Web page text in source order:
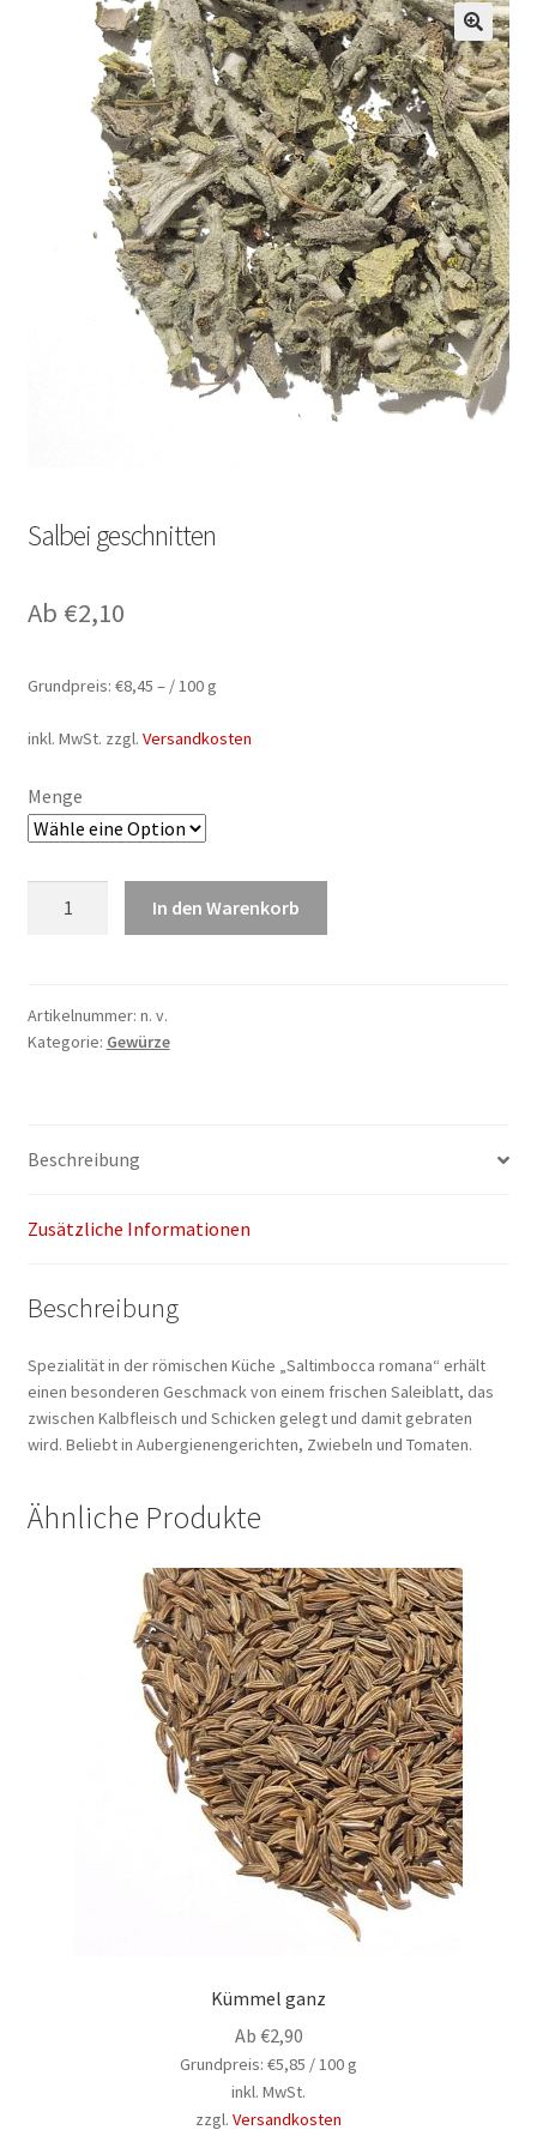
Salbei geschnitten
Ab €2,10
Grundpreis: €8,45 – /100g
inkl. MwSt. zzgl. Versandkosten
Menge
In den Warenkorb
Artikelnummer: n. v.
Kategorie: Gewürze
Beschreibung
Zusätzliche Informationen
Beschreibung
Spezialität in der römischen Küche „Saltimbocca romana“ erhält
einen besonderen Geschmack von einem frischen Saleiblatt, das
zwischen Kalbfleisch und Schicken gelegt und damit gebraten
wird. Beliebt in Aubergienengerichten, Zwiebeln und Tomaten.
Ähnliche Produkte
Kümmel ganz
Ab €2,90
Grundpreis: €5,85 /100g
inkl. MwSt.
zzgl. Versandkosten